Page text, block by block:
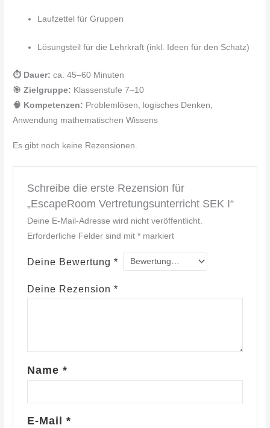
Laufzettel für Gruppen
Lösungsteil für die Lehrkraft (inkl. Ideen für den Schatz)
⏱️ Dauer: ca. 45–60 Minuten
🎯 Zielgruppe: Klassenstufe 7–10
🧠 Kompetenzen: Problemlösen, logisches Denken,
Anwendung mathematischen Wissens
Es gibt noch keine Rezensionen.
Schreibe die erste Rezension für
„EscapeRoom Vertretungsunterricht SEK I“
Deine E-Mail-Adresse wird nicht veröffentlicht.
Erforderliche Felder sind mit *markiert
Deine Bewertung *
Deine Rezension *
Name *
E-Mail *